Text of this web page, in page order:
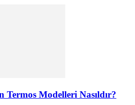
Termos Modelleri Nasıldır?